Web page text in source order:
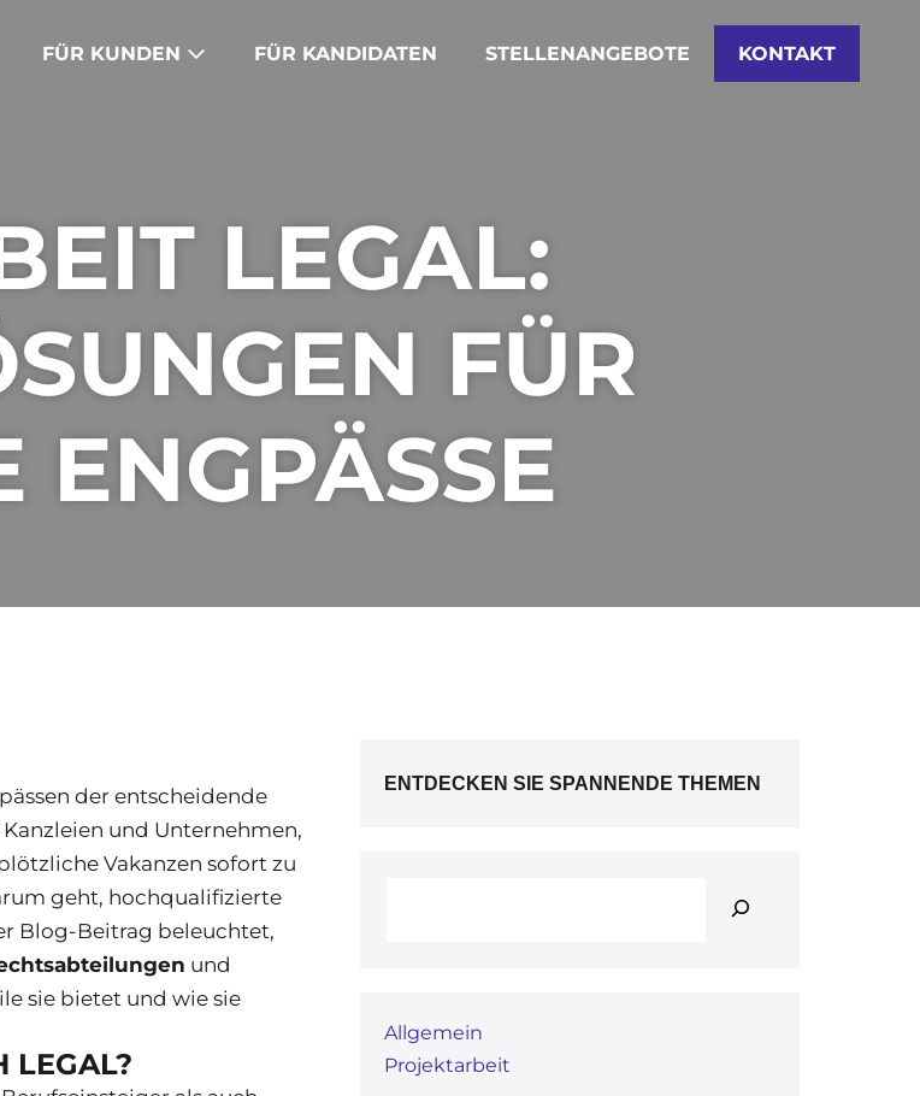
FÜR KUNDEN FÜR KANDIDATEN STELLENANGEBOTE KONTAKT
LEGAL:
FÜR
ENGPÄSSE
der entscheidende
und Unternehmen,
Vakanzen sofort zu
geht, hochqualifizierte
Blog-Beitrag beleuchtet,
und
sie bietet und wie sie
LEGAL?
ENTDECKEN SIE SPANNENDE THEMEN
Allgemein
Projektarbeit